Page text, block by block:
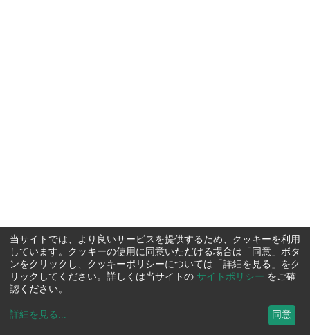
当サイトでは、より良いサービスを提供するため、クッキーを利用
しています。クッキーの使用に同意いただける場合は「同意」ボタ
ンをクリックし、クッキーポリシーについては「詳細を見る」をク
リックしてください。詳しくは当サイトの サイトポリシー をご確
認ください。
詳細を見る ... 同意